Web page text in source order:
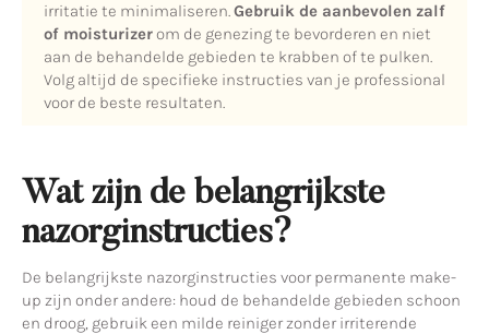
irritatie te minimaliseren.Gebruik de aanbevolen zalf
of moisturizerom de genezing te bevorderen en niet
aan de behandelde gebieden te krabben of te pulken.
Volg altijd de specifieke instructies van je professional
voor de beste resultaten.
Wat zijn de belangrijkste
nazorginstructies?
De belangrijkste nazorginstructies voor permanente make-
up zijn onder andere: houd de behandelde gebieden schoon
en droog, gebruik een milde reiniger zonder irriterende